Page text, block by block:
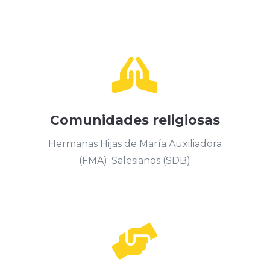

Comunidades religiosas
Hermanas Hijas de María Auxiliadora
(FMA); Salesianos (SDB)
